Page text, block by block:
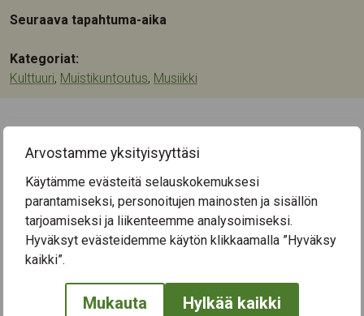
Arvostamme yksityisyyttäsi
Käytämme evästeitä selauskokemuksesi
parantamiseksi, personoitujen mainosten ja sisällön
tarjoamiseksi ja liikenteemme analysoimiseksi.
Hyväksyt evästeidemme käytön klikkaamalla ”Hyväksy
kaikki”.
Mukauta Hylkää kaikki
Seuraava tapahtuma-aika
Kategoriat:
Kulttuuri, Muistikuntoutus, Musiikki
← Näytä kaikki tapahtumat